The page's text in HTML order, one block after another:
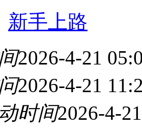
新手上路
2026-4-21
2026-4-21
时间2026-4-